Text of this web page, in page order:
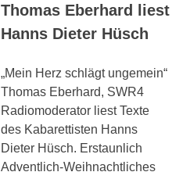
Thomas Eberhard liest
Hanns Dieter Hüsch
„Mein Herz schlägt ungemein“
Thomas Eberhard, SWR4
Radiomoderator liest Texte
des Kabarettisten Hanns
Dieter Hüsch. Erstaunlich
Adventlich-Weihnachtliches